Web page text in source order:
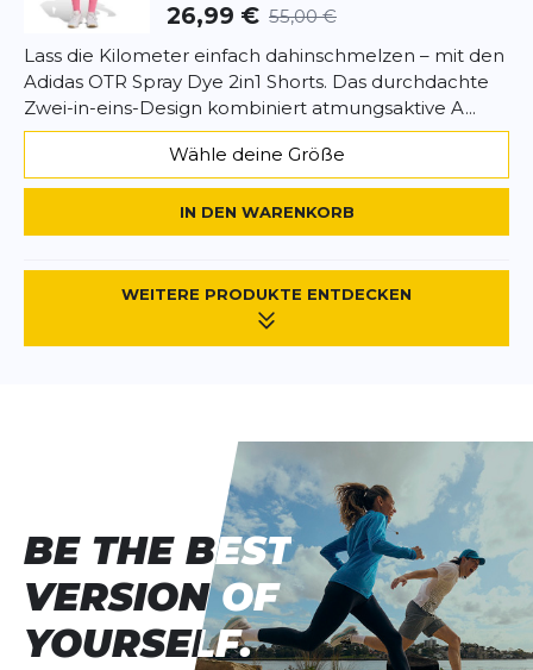
26,99 € 55,00 €
Lass die Kilometer einfach dahinschmelzen – mit den
Adidas OTR Spray Dye 2in1 Shorts. Das durchdachte
Zwei-in-eins-Design kombiniert atmungsaktive A...
Wähle deine Größe
IN DEN WARENKORB
WEITERE PRODUKTE ENTDECKEN
BE THE BEST
VERSION OF
YOURSELF.
BE THE BEST
VERSION OF
YOURSELF.